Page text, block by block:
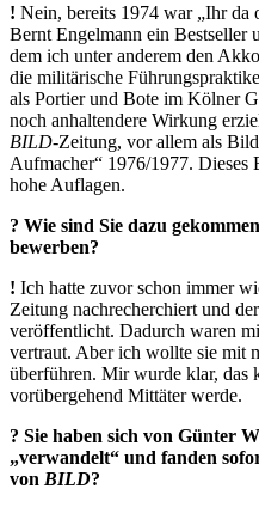
! Nein, bereits 1974 war „Ihr da
Bernt Engelmann ein Bestseller
dem ich unter anderem den
die militärische
als Portier und Bote im Kölner
noch anhaltendere Wirkung
BILD-Zeitung, vor allem als
Aufmacher“ 1976/1977. Dieses
hohe Auflagen.
? Wie sind Sie dazu
bewerben?
! Ich hatte zuvor schon immer
Zeitung nachrecherchiert und
veröffentlicht. Dadurch waren
vertraut. Aber ich wollte sie mit
überführen. Mir wurde klar, das
vorübergehend Mittäter werde.
? Sie haben sich von Günter
„verwandelt“ und fanden
von BILD?